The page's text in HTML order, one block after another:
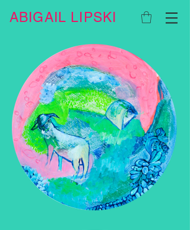
ABIGAIL LIPSKI